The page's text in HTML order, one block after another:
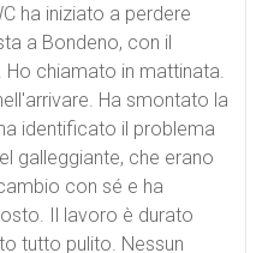
ha iniziato a perdere
a Bondeno, con il
chiamato in mattinata.
Ha smontato la
identificato il problema
galleggiante, che erano
con sé e ha
Il lavoro è durato
tutto pulito. Nessun